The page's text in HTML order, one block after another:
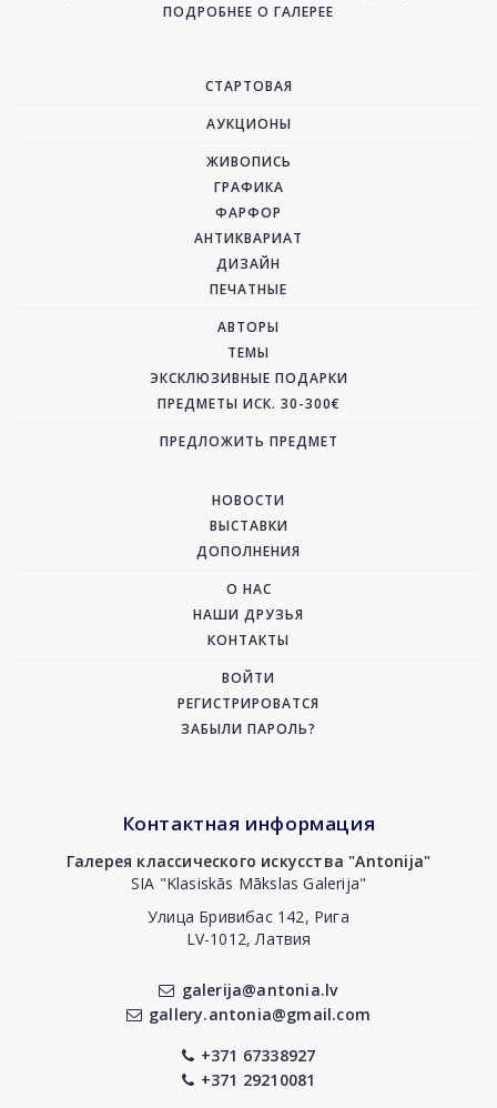
ПОДРОБНЕЕ О ГАЛЕРЕЕ
СТАРТОВАЯ
АУКЦИОНЫ
ЖИВОПИСЬ
ГРАФИКА
ФАРФОР
АНТИКВАРИАТ
ДИЗАЙН
ПЕЧАТНЫЕ
АВТОРЫ
ТЕМЫ
ЭКСКЛЮЗИВНЫЕ ПОДАРКИ
ПРЕДМЕТЫ ИСК. 30-300€
ПРЕДЛОЖИТЬ ПРЕДМЕТ
НОВОСТИ
ВЫСТАВКИ
ДОПОЛНЕНИЯ
О НАС
НАШИ ДРУЗЬЯ
КОНТАКТЫ
ВОЙТИ
РЕГИСТРИРОВАТСЯ
ЗАБЫЛИ ПАРОЛЬ?
Контактная информация
Галерея классического искусства "Antonija"
SIA "Klasiskās Mākslas Galerija"
Улица Бривибас 142, Рига
LV-1012, Латвия
galerija@antonia.lv
gallery.antonia@gmail.com
+371 67338927
+371 29210081